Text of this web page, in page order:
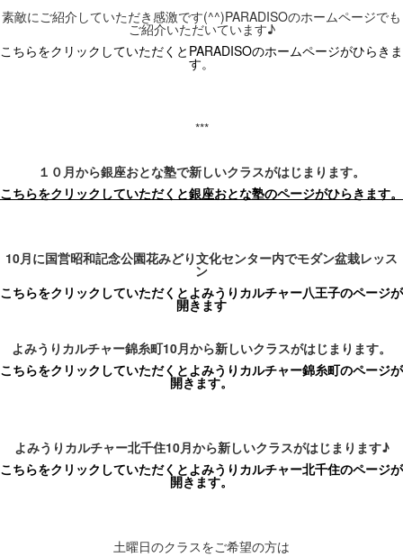
素敵にご紹介 していただき感激です(^^)PARADISOのホームページでも
ご紹介いただいています♪
こちらをクリックしていただくとPARADISOのホームページがひらきま
す。
***
１０月から銀座おとな塾で新しいクラスがはじまります。
こちらをクリックしていただくと銀座おとな塾のページがひらきます。
10月に国営昭和記念公園花みどり文化センター内でモダン盆栽レッス
ン
こちらをクリックしていただくとよみうりカルチャー八王子のページが
開きます
よみうりカルチャー錦糸町10月から新しいクラスがはじまります。
こちらをクリックしていただくとよみうりカルチャー錦糸町のページが
開きます。
よみうりカルチャー北千住10月から新しいクラスがはじまります♪
こちらをクリックしていただくとよみうりカルチャー北千住のページが
開きます。
土曜日のクラスをご希望の方は